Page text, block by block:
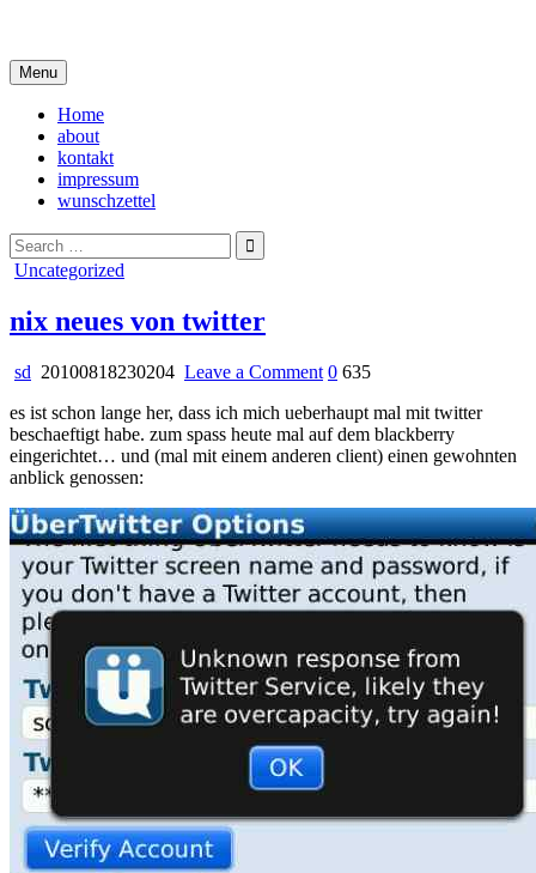
content
Menu
Home
about
kontakt
impressum
wunschzettel
Search
for:
Posted
Uncategorized
nix neues von twitter
sd 20100818230204 Leave a Commenton
neues
von
twitter
0 635
es ist schon lange her, dass ich mich ueberhaupt mal mit twitter
beschaeftigt habe. zum spass heute mal auf dem blackberry
eingerichtet… und (mal mit einem anderen client) einen gewohnten
anblick genossen: